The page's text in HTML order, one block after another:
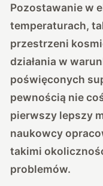
Pozostawanie w
temperaturach,
przestrzeni
działania w
poświęconych
pewnością nie
pierwszy lepszy
naukowcy
takimi
problemów.